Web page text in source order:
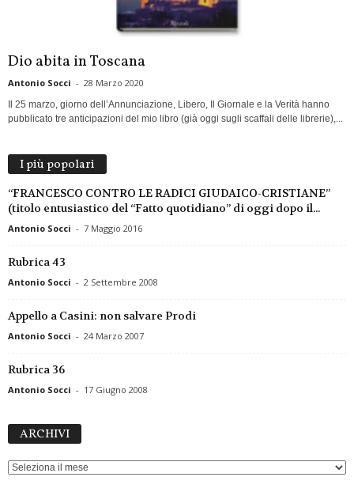
Dio abita in Toscana
Antonio Socci - 28 Marzo 2020
Il 25 marzo, giorno dell’Annunciazione, Libero, Il Giornale e la Verità hanno
pubblicato tre anticipazioni del mio libro (già oggi sugli scaffali delle librerie),...
I più popolari
“FRANCESCO CONTRO LE RADICI GIUDAICO-CRISTIANE”
(titolo entusiastico del “Fatto quotidiano” di oggi dopo il...
Antonio Socci - 7 Maggio 2016
Rubrica 43
Antonio Socci - 2 Settembre 2008
Appello a Casini: non salvare Prodi
Antonio Socci - 24 Marzo 2007
Rubrica 36
Antonio Socci - 17 Giugno 2008
ARCHIVI